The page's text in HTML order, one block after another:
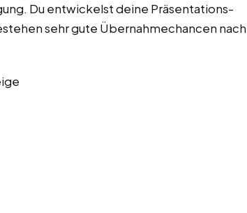
Du entwickelst deine Präsentations-
sehr gute Übernahmechancen nach